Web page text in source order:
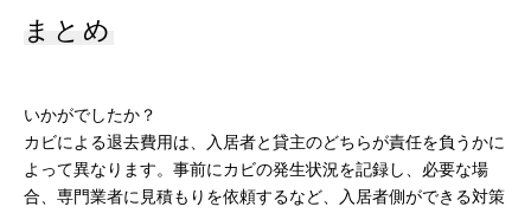
まとめ
いかがでしたか？
カビによる退去費用は、入居者と貸主のどちらが責任を負うかに
よって異なります。事前にカビの発生状況を記録し、必要な場
合、専門業者に見積もりを依頼するなど、入居者側ができる対策